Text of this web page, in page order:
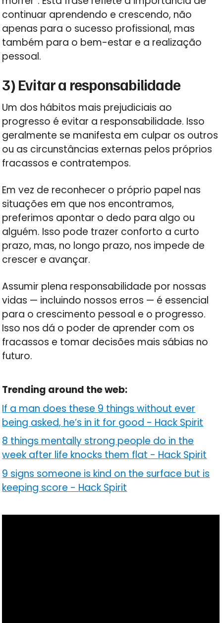
continuar aprendendo e crescendo, não
apenas para o sucesso profissional, mas
também para o bem-estar e a realização
pessoal.
3) Evitar a responsabilidade
Um dos hábitos mais prejudiciais ao
progresso é evitar a responsabilidade. Isso
geralmente se manifesta em culpar os outros
ou as circunstâncias externas pelos próprios
fracassos e contratempos.
Em vez de reconhecer o próprio papel nas
situações em que nos encontramos,
preferimos apontar o dedo para algo ou
alguém. Isso pode trazer conforto a curto
prazo, mas, no longo prazo, nos impede de
crescer e avançar.
Assumir plena responsabilidade por nossas
vidas — incluindo nossos erros — é essencial
para o crescimento pessoal e o progresso.
Isso nos dá o poder de aprender com os
fracassos e tomar decisões mais sábias no
futuro.
Trending around the web:
If a man does these 9 things without ever
being asked, he’s in it for good - Hack Spirit
8 things mentally strong people do in the
week after life knocks them flat-Hack Spirit
9 signs someone is kind on the surface but is
keeping score - Hack Spirit